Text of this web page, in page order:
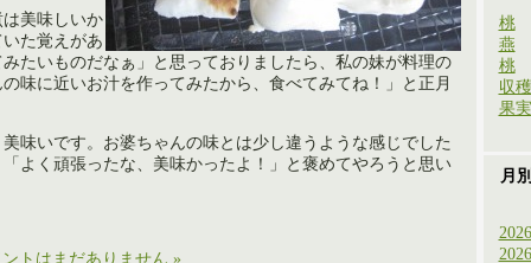
美味しいか
た覚えがあ
たいものだなぁ」と思っておりましたら、私の妹が料理の
味に近いお汁を作ってみたから、食べてみてね！」と正月
味いです。お婆ちゃんの味とは少し違うような感じでした
よく頑張ったな、美味かったよ！」と褒めてやろうと思い
ントはまだありません »
桃
燕
桃
収穫
果実
月